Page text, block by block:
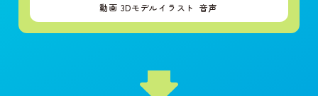
動画 3Dモデルイラスト 音声